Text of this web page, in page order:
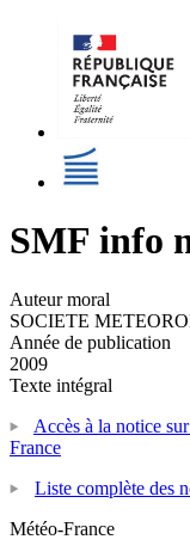
SMF info
Auteur moral
SOCIETE
Année de publication
2009
Texte intégral
Accès à la notice
France
Liste complète des
Météo-France